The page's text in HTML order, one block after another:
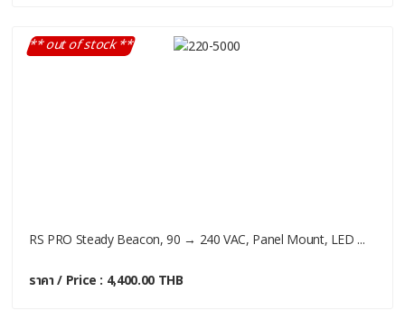
** out of stock **
RS PRO Steady Beacon, 90 → 240 VAC, Panel Mount, LED ...
ราคา / Price : 4,400.00 THB